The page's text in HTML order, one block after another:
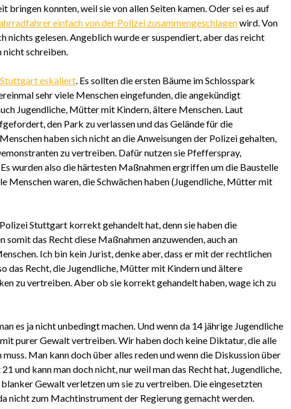
bringen konnten, weil sie von allen Seiten kamen. Oder sei es auf
einfach von der Polizei zusammengeschlagenwird. Von
nichts gelesen. Angeblich wurde er suspendiert, aber das reicht
nicht schreiben.
eskaliert. Es sollten die ersten Bäume im Schlosspark
sehr viele Menschen eingefunden, die angekündigt
Jugendliche, Mütter mit Kindern, ältere Menschen. Laut
den Park zu verlassen und das Gelände für die
haben sich nicht an die Anweisungen der Polizei gehalten,
zu vertreiben. Dafür nutzen sie Pfefferspray,
wurden also die härtesten Maßnahmen ergriffen um die Baustelle
Menschen waren, die Schwächen haben (Jugendliche, Mütter mit
Stuttgart korrekt gehandelt hat, denn sie haben die
das Recht diese Maßnahmen anzuwenden, auch an
Ich bin kein Jurist, denke aber, dass er mit der rechtlichen
das Recht, die Jugendliche, Mütter mit Kindern und ältere
zu vertreiben. Aber ob sie korrekt gehandelt haben, wage ich zu
es ja nicht unbedingt machen. Und wenn da 14 jährige Jugendliche
purer Gewalt vertreiben. Wir haben doch keine Diktatur, die alle
Man kann doch über alles reden und wenn die Diskussion über
und kann man doch nicht, nur weil man das Recht hat, Jugendliche,
Gewalt verletzen um sie zu vertreiben. Die eingesetzten
nicht zum Machtinstrument der Regierung gemacht werden.